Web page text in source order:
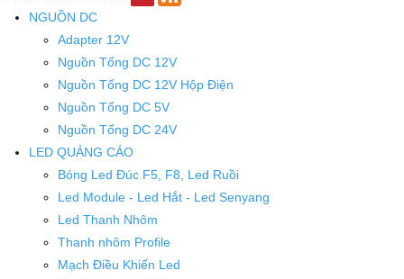
nguonled.vn
NGUỒN DC
Adapter 12V
Nguồn Tổng DC 12V
Nguồn Tổng DC 12V Hộp Điện
Nguồn Tổng DC 5V
Nguồn Tổng DC 24V
LED QUẢNG CÁO
Bóng Led Đúc F5, F8, Led Ruồi
Led Module - Led Hắt - Led Senyang
Led Thanh Nhôm
Thanh nhôm Profile
Mạch Điều Khiển Led